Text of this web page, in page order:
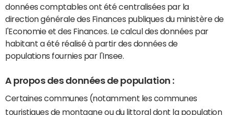
données comptables ont été centralisées par la
direction générale des Finances publiques du ministère de
l'Economie et des Finances. Le calcul des données par
habitant a été réalisé à partir des données de
populations fournies par l'Insee.
A propos des données de population :
Certaines communes (notamment les communes
touristiques de montagne ou du littoral dont la population